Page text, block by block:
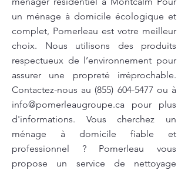
un ménage à domicile écologique et
complet, Pomerleau est votre meilleur
choix. Nous utilisons des produits
respectueux de l’environnement pour
assurer une propreté irréprochable.
Contactez-nous au (855) 604-5477 ou à
info@pomerleaugroupe.ca pour plus
d'informations. Vous cherchez un
ménage à domicile fiable et
professionnel ? Pomerleau vous
propose un service de nettoyage